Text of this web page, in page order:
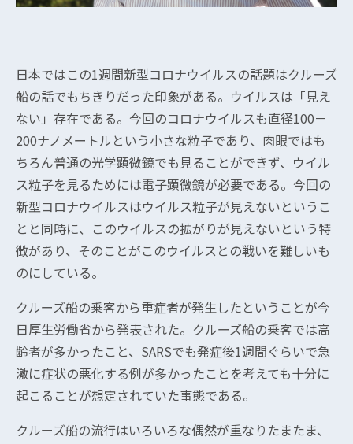
日本ではこの1週間新型コロナウイルスの話題はクルーズ
船の話でもちきりだった印象がある。ウイルスは「見え
ない」存在である。今回のコロナウイルスも直径100－
200ナノメートルという小さな粒子であり、肉眼ではも
ちろん普通の光学顕微鏡でも見ることができず、ウイル
ス粒子を見るためには電子顕微鏡が必要である。今回の
新型コロナウイルスはウイルス粒子が見えないというこ
とと同時に、このウイルスの拡がりが見えないという特
徴があり、そのことがこのウイルスとの戦いを難しいも
のにしている。
クルーズ船の乗客から重症者が発生したということが今
日厚生労働省から発表された。クルーズ船の乗客では高
齢者が多かったこと、SARSでも発症後1週間ぐらいで急
激に症状の悪化する例が多かったことを考えても十分に
起こることが想定されていた事態である。
クルーズ船の流行はいろいろな偶然が重なりたまたま、